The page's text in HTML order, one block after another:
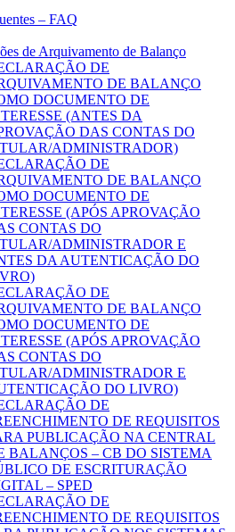
– FAQ
de Arquivamento de Balanço
DE
DE BALANÇO
DOCUMENTO DE
(ANTES DA
DAS CONTAS DO
ADMINISTRADOR)
DE
DE BALANÇO
DOCUMENTO DE
(APÓS APROVAÇÃO
CONTAS DO
ADMINISTRADOR E
DA AUTENTICAÇÃO DO
DE
DE BALANÇO
DOCUMENTO DE
(APÓS APROVAÇÃO
CONTAS DO
ADMINISTRADOR E
DO LIVRO)
DE
DE REQUISITOS
PUBLICAÇÃO NA CENTRAL
BALANÇOS – CB DO SISTEMA
DE ESCRITURAÇÃO
– SPED
DE
DE REQUISITOS